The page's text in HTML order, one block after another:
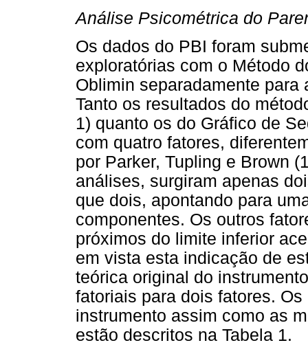
Análise Psicométrica do
Os dados do PBI foram
exploratórias com o Método
Oblimin separadamente
Tanto os resultados do
1) quanto os do Gráfico de
com quatro fatores,
por Parker, Tupling e Brown
análises, surgiram apenas
que dois, apontando para
componentes. Os outros
próximos do limite inferior
em vista esta indicação de
teórica original do
fatoriais para dois fatores.
instrumento assim como as
estão descritos na Tabela 1.